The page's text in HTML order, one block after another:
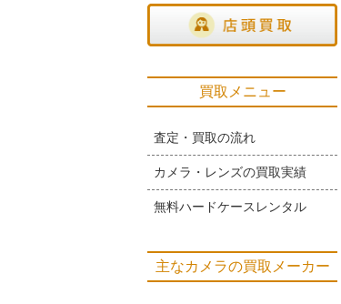
買取メニュー
査定・買取の流れ
カメラ・レンズの買取実績
無料ハードケースレンタル
主なカメラの買取メーカー